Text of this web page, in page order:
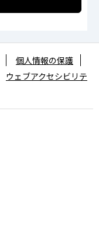
個人情報の保護
ウェブアクセシビリテ